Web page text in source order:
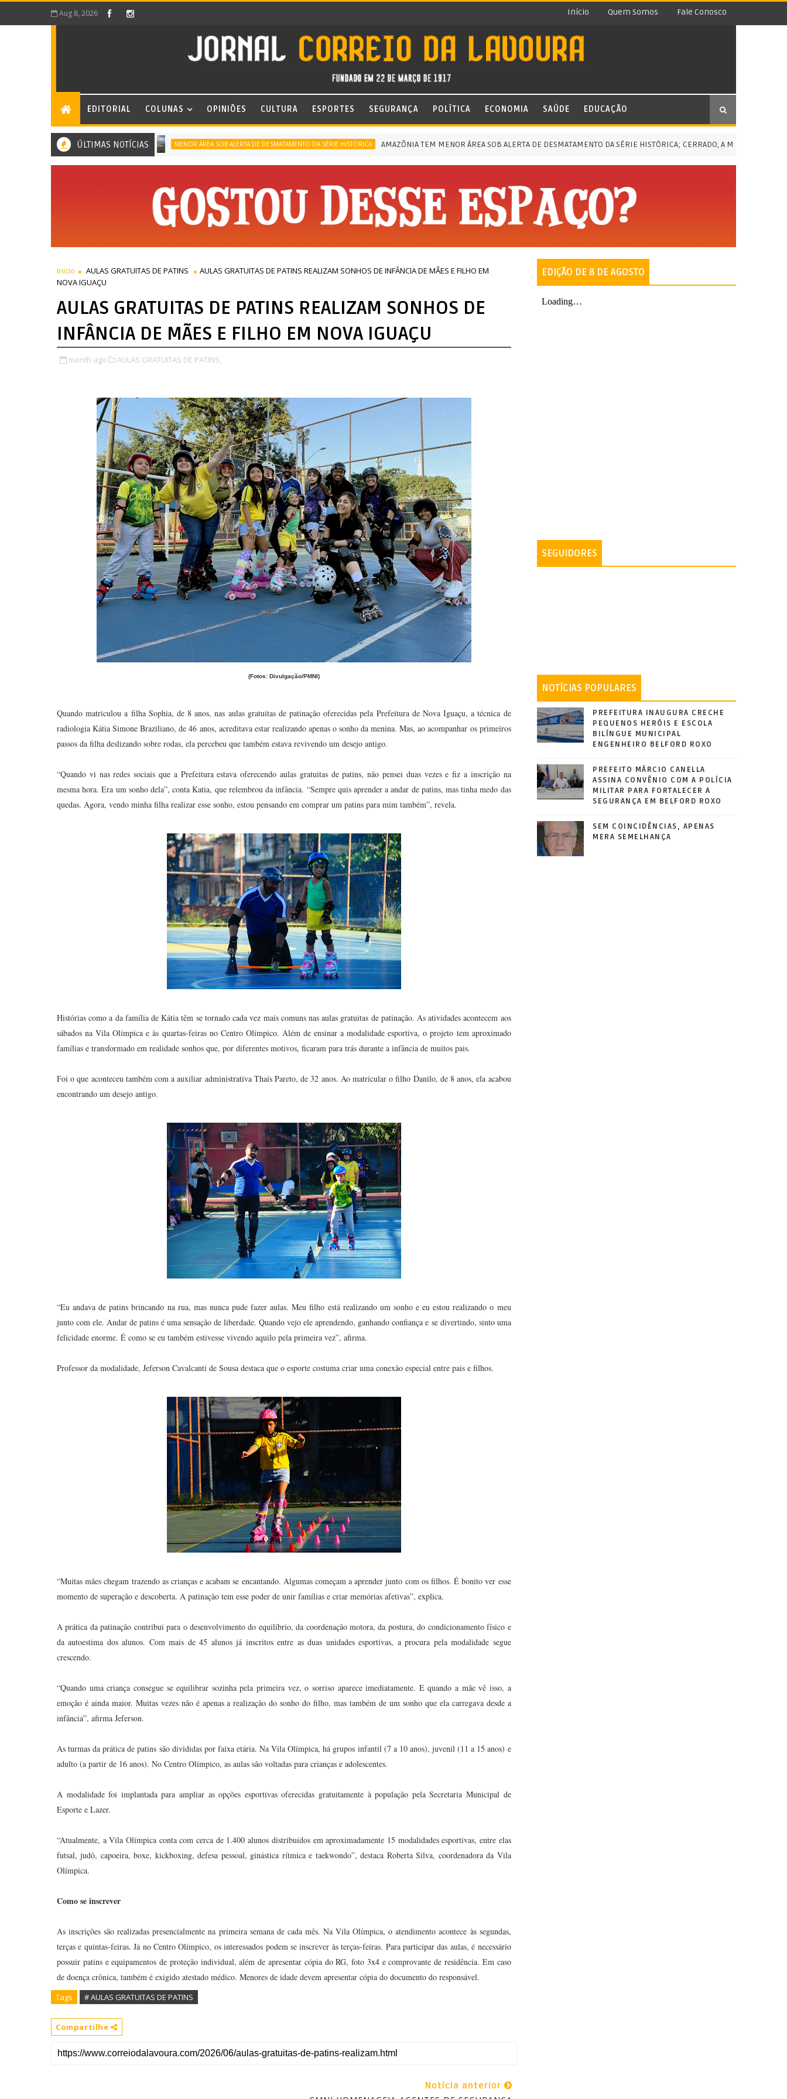
Aug 8, 2026 Início Quem Somos Fale Conosco
EDITORIAL COLUNAS OPINIÕES CULTURA ESPORTES SEGURANÇA POLÍTICA ECONOMIA SAÚDE EDUCAÇÃO
ÚLTIMAS NOTÍCIASMENOR ÁREA SOB ALERTA DE DESMATAMENTO DA SÉRIE HISTÓRICA AMAZÔNIA TEM MENOR ÁREA SOB ALERTA DE DESMATAMENTO DA SÉRIE HISTÓRICA; CERRADO, A MENOR EM CINCO ANOS
Início AULAS GRATUITAS DE PATINS
AULAS GRATUITAS DE PATINS REALIZAM SONHOS DE INFÂNCIA DE MÃES E FILHO EM
NOVA IGUAÇU
AULAS GRATUITAS DE PATINS REALIZAM SONHOS DE
INFÂNCIA DE MÃES E FILHO EM NOVA IGUAÇU
month ago AULAS GRATUITAS DE PATINS,
(Fotos: Divulgação/PMNI)
Quando matriculou a filha Sophia, de 8 anos, nas aulas gratuitas de patinação oferecidas pela Prefeitura de Nova Iguaçu, a técnica de
radiologia Kátia Simone Braziliano, de 46 anos, acreditava estar realizando apenas o sonho da menina. Mas, ao acompanhar os primeiros
passos da filha deslizando sobre rodas, ela percebeu que também estava revivendo um desejo antigo.
“Quando vi nas redes sociais que a Prefeitura estava oferecendo aulas gratuitas de patins, não pensei duas vezes e fiz a inscrição na
mesma hora. Era um sonho dela”, conta Katia, que relembrou da infância. “Sempre quis aprender a andar de patins, mas tinha medo das
quedas. Agora, vendo minha filha realizar esse sonho, estou pensando em comprar um patins para mim também”, revela.
Histórias como a da família de Kátia têm se tornado cada vez mais comuns nas aulas gratuitas de patinação. As atividades acontecem aos
sábados na Vila Olímpica e às quartas-feiras no Centro Olímpico. Além de ensinar a modalidade esportiva, o projeto tem aproximado
famílias e transformado em realidade sonhos que, por diferentes motivos, ficaram para trás durante a infância de muitos pais.
Foi o que aconteceu também com a auxiliar administrativa Thaís Pareto, de 32 anos. Ao matricular o filho Danilo, de 8 anos, ela acabou
encontrando um desejo antigo.
“Eu andava de patins brincando na rua, mas nunca pude fazer aulas. Meu filho está realizando um sonho e eu estou realizando o meu
junto com ele. Andar de patins é uma sensação de liberdade. Quando vejo ele aprendendo, ganhando confiança e se divertindo, sinto uma
felicidade enorme. É como se eu também estivesse vivendo aquilo pela primeira vez”, afirma.
Professor da modalidade, Jeferson Cavalcanti de Sousa destaca que o esporte costuma criar uma conexão especial entre pais e filhos.
“Muitas mães chegam trazendo as crianças e acabam se encantando. Algumas começam a aprender junto com os filhos. É bonito ver esse
momento de superação e descoberta. A patinação tem esse poder de unir famílias e criar memórias afetivas”, explica.
A prática da patinação contribui para o desenvolvimento do equilíbrio, da coordenação motora, da postura, do condicionamento físico e
da autoestima dos alunos. Com mais de 45 alunos já inscritos entre as duas unidades esportivas, a procura pela modalidade segue
crescendo.
“Quando uma criança consegue se equilibrar sozinha pela primeira vez, o sorriso aparece imediatamente. E quando a mãe vê isso, a
emoção é ainda maior. Muitas vezes não é apenas a realização do sonho do filho, mas também de um sonho que ela carregava desde a
infância”, afirma Jeferson.
As turmas da prática de patins são divididas por faixa etária. Na Vila Olímpica, há grupos infantil (7 a 10 anos), juvenil (11 a 15 anos) e
adulto (a partir de 16 anos). No Centro Olímpico, as aulas são voltadas para crianças e adolescentes.
A modalidade foi implantada para ampliar as opções esportivas oferecidas gratuitamente à população pela Secretaria Municipal de
Esporte e Lazer.
“Atualmente, a Vila Olímpica conta com cerca de 1.400 alunos distribuídos em aproximadamente 15 modalidades esportivas, entre elas
futsal, judô, capoeira, boxe, kickboxing, defesa pessoal, ginástica rítmica e taekwondo”, destaca Roberta Silva, coordenadora da Vila
Olímpica.
Como se inscrever
As inscrições são realizadas presencialmente na primeira semana de cada mês. Na Vila Olímpica, o atendimento acontece às segundas,
terças e quintas-feiras. Já no Centro Olímpico, os interessados podem se inscrever às terças-feiras. Para participar das aulas, é necessário
possuir patins e equipamentos de proteção individual, além de apresentar cópia do RG, foto 3x4 e comprovante de residência. Em caso
de doença crônica, também é exigido atestado médico. Menores de idade devem apresentar cópia do documento do responsável.
Tags # AULAS GRATUITAS DE PATINS
Compartilhe
Notícia anterior
EDIÇÃO DE 8 DE AGOSTO
SEGUIDORES
NOTÍCIAS POPULARES
PREFEITURA INAUGURA CRECHE
PEQUENOS HERÓIS E ESCOLA
BILÍNGUE MUNICIPAL
ENGENHEIRO BELFORD ROXO
PREFEITO MÁRCIO CANELLA
ASSINA CONVÊNIO COM A POLÍCIA
MILITAR PARA FORTALECER A
SEGURANÇA EM BELFORD ROXO
SEM COINCIDÊNCIAS, APENAS
MERA SEMELHANÇA